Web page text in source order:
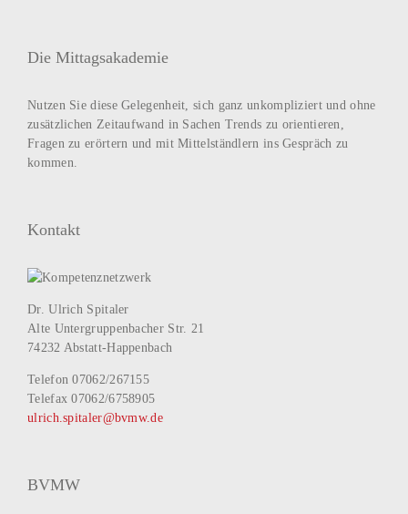
Die Mittagsakademie
Nutzen Sie diese Gelegenheit, sich ganz unkompliziert und ohne
zusätzlichen Zeitaufwand in Sachen Trends zu orientieren,
Fragen zu erörtern und mit Mittelständlern ins Gespräch zu
kommen.
Kontakt
Dr. Ulrich Spitaler
Alte Untergruppenbacher Str. 21
74232 Abstatt-Happenbach
Telefon 07062/267155
Telefax 07062/6758905
ulrich.spitaler@bvmw.de
BVMW